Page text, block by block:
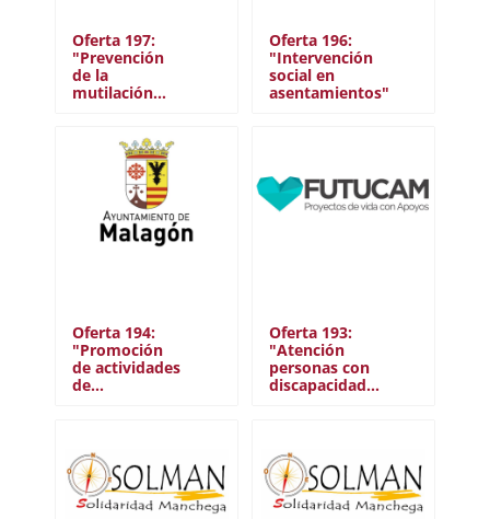
Oferta 197:
"Prevención
de la
mutilación…
Oferta 196:
"Intervención
social en
asentamientos"
Oferta 194:
"Promoción
de actividades
de…
Oferta 193:
"Atención
personas con
discapacidad…